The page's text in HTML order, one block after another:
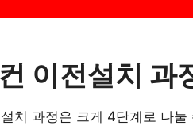
이전설치 과
치 과정은 크게 4단계로 나눌